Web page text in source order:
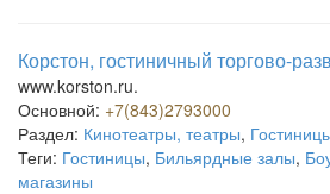
Корстон, гостиничный торгово-
www.korston.ru.
Основной: +7(843)2793000
Раздел: Кинотеатры, театры,
Теги: Гостиницы, Бильярдные залы,
магазины